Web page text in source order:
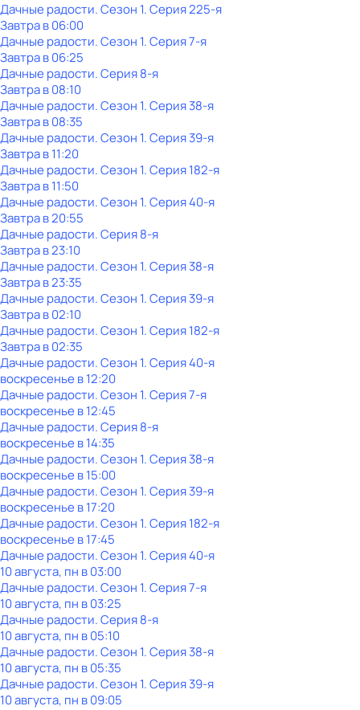
Дачные радости. Сезон 1. Серия 225-я
Завтра в 06:00
Дачные радости. Сезон 1. Серия 7-я
Завтра в 06:25
Дачные радости. Серия 8-я
Завтра в 08:10
Дачные радости. Сезон 1. Серия 38-я
Завтра в 08:35
Дачные радости. Сезон 1. Серия 39-я
Завтра в 11:20
Дачные радости. Сезон 1. Серия 182-я
Завтра в 11:50
Дачные радости. Сезон 1. Серия 40-я
Завтра в 20:55
Дачные радости. Серия 8-я
Завтра в 23:10
Дачные радости. Сезон 1. Серия 38-я
Завтра в 23:35
Дачные радости. Сезон 1. Серия 39-я
Завтра в 02:10
Дачные радости. Сезон 1. Серия 182-я
Завтра в 02:35
Дачные радости. Сезон 1. Серия 40-я
воскресенье в12:20
Дачные радости. Сезон 1. Серия 7-я
воскресенье в12:45
Дачные радости. Серия 8-я
воскресенье в14:35
Дачные радости. Сезон 1. Серия 38-я
воскресенье в15:00
Дачные радости. Сезон 1. Серия 39-я
воскресенье в17:20
Дачные радости. Сезон 1. Серия 182-я
воскресенье в17:45
Дачные радости. Сезон 1. Серия 40-я
10 августа, пн в 03:00
Дачные радости. Сезон 1. Серия 7-я
10 августа, пн в 03:25
Дачные радости. Серия 8-я
10 августа, пн в 05:10
Дачные радости. Сезон 1. Серия 38-я
10 августа, пн в 05:35
Дачные радости. Сезон 1. Серия 39-я
10 августа, пн в 09:05